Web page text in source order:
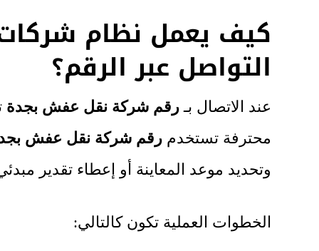
كيف يعمل نظام
التواصل عبر الرقم؟
عند الاتصال بـرقم شركة نقل عفش بجدة
محترفة تستخدمرقم شركة نقل عفش
وتحديد موعد المعاينة أو إعطاء تقدير
الخطوات العملية تكون كالتالي: